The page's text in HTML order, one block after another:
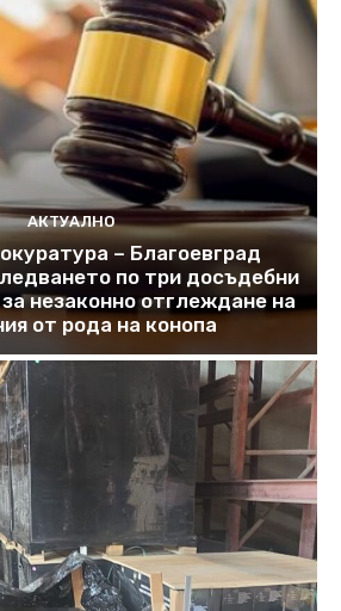
АКТУАЛНО
– Благоевград
по три досъдебни
незаконно отглеждане на
от рода на конопа